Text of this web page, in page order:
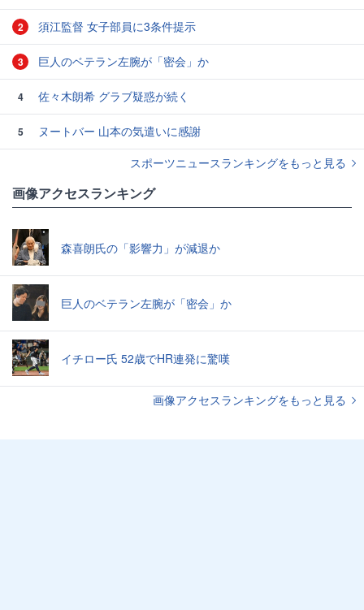
2 須江監督 女子部員に3条件提示
3 巨人のベテラン左腕が「密会」か
4 佐々木朗希 グラブ疑惑が続く
5
ヌートバー 山本の気遣いに感謝
スポーツニュースランキングをもっと見る
画像アクセスランキング
森喜朗氏の「影響力」が減退か
巨人のベテラン左腕が「密会」か
イチロー氏 52歳でHR連発に驚嘆
画像アクセスランキングをもっと見る